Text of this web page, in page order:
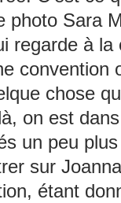
photo Sara
regarde à la
convention
chose
on est
un peu
sur
étant